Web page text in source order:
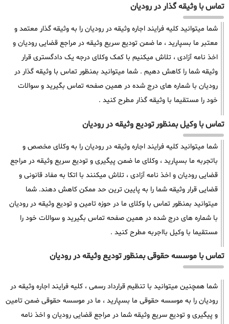
تماس با وثیقه گذار در رودیان
شما میتوانید کلیه فرایند اجاره وثیقه در رودیان را به وثیقه گذار معتمد و
معتبر ما بسپارید ، ما ضمن تودیع سریع وثیقه در مراجع قضایی رودیان و
اخذ نامه آزادی ، تلاش میکنیم با کمک وکلای درجه یک دادگستری قرار
وثیقه شما را کاهش دهیم . شما میتوانید بمنظور تماس با وثیقه گذار در
رودیان با شماره های درج شده در همین صفحه تماس بگیرید و سوالات
خود را مستقیما با وثیقه گذار مطرح کنید .
تماس با وکیل بمنظور تودیع وثیقه در رودیان
شما میتوانید کلیه فرایند اجاره وثیقه در رودیان را به وکلای مخصص و
باتجربه ما بسپارید ، وکلای ما ضمن پیگیری و تودیع سریع وثیقه در مراجع
قضایی رودیان و اخذ نامه آزادی ، تلاش میکنند با اتکا به مفاد قانونی و
قضایی قرار وثیقه شما را به پایین ترین حد ممکن کاهش دهند. شما
میتوانید بمنظور تماس با وکلای ما در حوزه تامین و تودیع وثیقه در رودیان
با شماره های درج شده در همین صفحه تماس بگیرید و سوالات خود را
مستقیما با وکیل بااجربه مطرح کنید .
تماس با موسسه حقوقی بمنظور تودیع وثیقه در رودیان
شما همچنین میتوانید با تنظیم قرارداد رسمی ، کلیه فرایند اجاره وثیقه در
رودیان را به موسسه حقوقی ما بسپارید ، ما در موسسه حقوقی ضمن تامین
و پیگیری و تودیع سریع وثیقه شما در مراجع قضایی رودیان و اخذ نامه